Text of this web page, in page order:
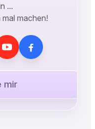
…
machen!
mir